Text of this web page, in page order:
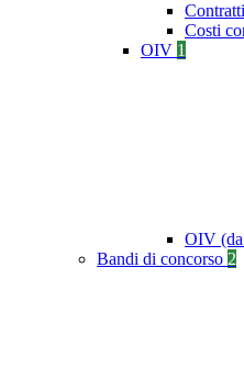
Costi
OIV 1
OIV (da
Bandi di concorso 2